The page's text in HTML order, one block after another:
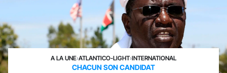
A LA UNE›ATLANTICO-LIGHT›INTERNATIONAL
CHACUN SON CANDIDAT